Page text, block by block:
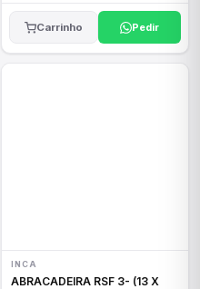
Carrinho Pedir
INCA
ABRACADEIRA RSF 3- (13 X